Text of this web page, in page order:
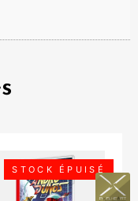
STOCK ÉPUISÉ